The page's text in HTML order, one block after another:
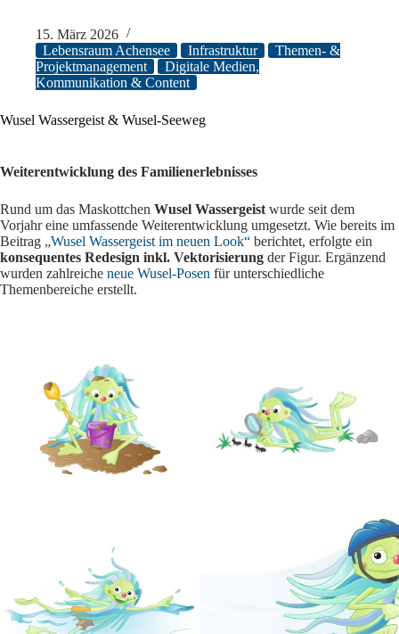
15. März 2026
Lebensraum Achensee
Infrastruktur
Themen- &
Projektmanagement
Digitale Medien,
Kommunikation & Content
Wusel Wassergeist & Wusel-Seeweg
Weiterentwicklung des Familienerlebnisses
Rund um das Maskottchen Wusel Wassergeist wurde seit dem
Vorjahr eine umfassende Weiterentwicklung umgesetzt. Wie bereits im
Beitrag „Wusel Wassergeist im neuen Look“ berichtet, erfolgte ein
konsequentes Redesign inkl. Vektorisierung der Figur. Ergänzend
wurden zahlreiche neue Wusel-Posen für unterschiedliche
Themenbereiche erstellt.